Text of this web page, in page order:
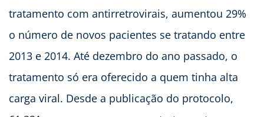
tratamento com antirretrovirais, aumentou 29%
o número de novos pacientes se tratando entre
2013 e 2014. Até dezembro do ano passado, o
tratamento só era oferecido a quem tinha alta
carga viral. Desde a publicação do protocolo,